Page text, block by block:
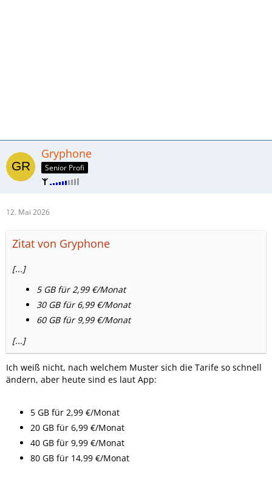
Gryphone
Senior Profi
12. Mai 2026
Zitat von Gryphone
[...]
5 GB für 2,99 €/Monat
30 GB für 6,99 €/Monat
60 GB für 9,99 €/Monat
[...]
Ich weiß nicht, nach welchem Muster sich die Tarife so schnell
ändern, aber heute sind es laut App:
5 GB für 2,99 €/Monat
20 GB für 6,99 €/Monat
40 GB für 9,99 €/Monat
80 GB für 14,99 €/Monat